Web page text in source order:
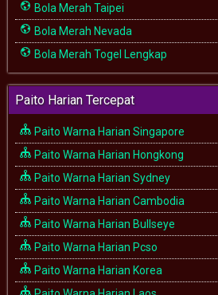
Bola Merah Taipei
Bola Merah Nevada
Bola Merah Togel Lengkap
Paito Harian Tercepat
Paito Warna Harian Singapore
Paito Warna Harian Hongkong
Paito Warna Harian Sydney
Paito Warna Harian Cambodia
Paito Warna Harian Bullseye
Paito Warna Harian Pcso
Paito Warna Harian Korea